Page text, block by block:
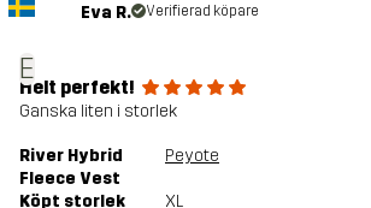
E
Eva R. Verifierad köpare
Helt perfekt!
Ganska liten i storlek
River Hybrid
Fleece Vest
Peyote
Köpt storlek XL